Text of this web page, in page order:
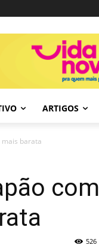
ARTIGOS
mais barata
com
526